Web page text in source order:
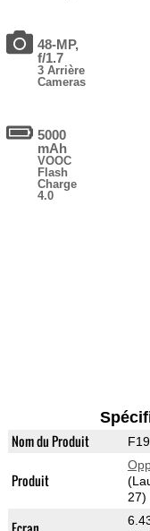
48-MP,
f/1.7
3 Arrière
Cameras
5000
mAh
VOOC
Flash
Charge
4.0
Nom du Produit
Produit
27)